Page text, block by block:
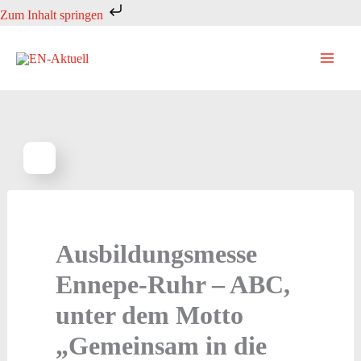
Zum Inhalt springen
Zum
springen
Ausbildungsmesse
Ennepe-Ruhr – ABC,
unter dem Motto
„Gemeinsam in die